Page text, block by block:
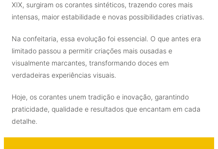
XIX, surgiram os corantes sintéticos, trazendo cores mais
intensas, maior estabilidade e novas possibilidades criativas.
Na confeitaria, essa evolução foi essencial. O que antes era
limitado passou a permitir criações mais ousadas e
visualmente marcantes, transformando doces em
verdadeiras experiências visuais.
Hoje, os corantes unem tradição e inovação, garantindo
praticidade, qualidade e resultados que encantam em cada
detalhe.